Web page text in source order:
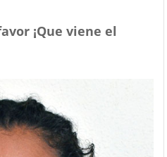
¡Que viene el